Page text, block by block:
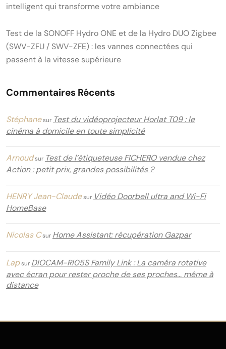
intelligent qui transforme votre ambiance
Test de la SONOFF Hydro ONE et de la Hydro DUO Zigbee
(SWV-ZFU / SWV-ZFE) : les vannes connectées qui
passent à la vitesse supérieure
Commentaires Récents
Stéphanesur Test du vidéoprojecteur Horlat T09 : le
cinéma à domicile en toute simplicité
Arnoudsur Test de l’étiqueteuse FICHERO vendue chez
Action : petit prix, grandes possibilités ?
HENRY Jean-Claudesur Vidéo Doorbell ultra and Wi-Fi
HomeBase
Nicolas Csur Home Assistant: récupération Gazpar
Lapsur DIOCAM-RI05S Family Link : La caméra rotative
avec écran pour rester proche de ses proches… même à
distance